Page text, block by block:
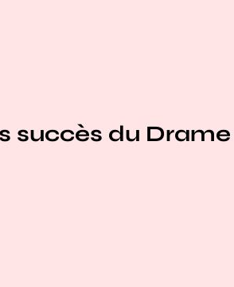
succès du Drame